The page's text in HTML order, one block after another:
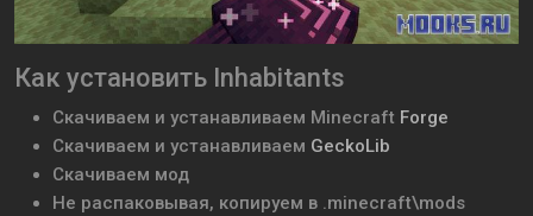
Как установить Inhabitants
Скачиваем и устанавливаем Minecraft Forge
Скачиваем и устанавливаем GeckoLib
Скачиваем мод
Не распаковывая, копируем в .minecraft\mods